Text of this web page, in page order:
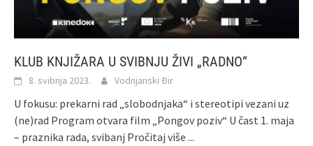
KLUB KNJIŽARA U SVIBNJU ŽIVI „RADNO“
8. svibnja 2023. Vodnjanski Đir
U fokusu: prekarni rad „slobodnjaka“ i stereotipi vezani uz
(ne)rad Program otvara film „Pongov poziv“ U čast 1. maja
– praznika rada, svibanj Pročitaj više ...